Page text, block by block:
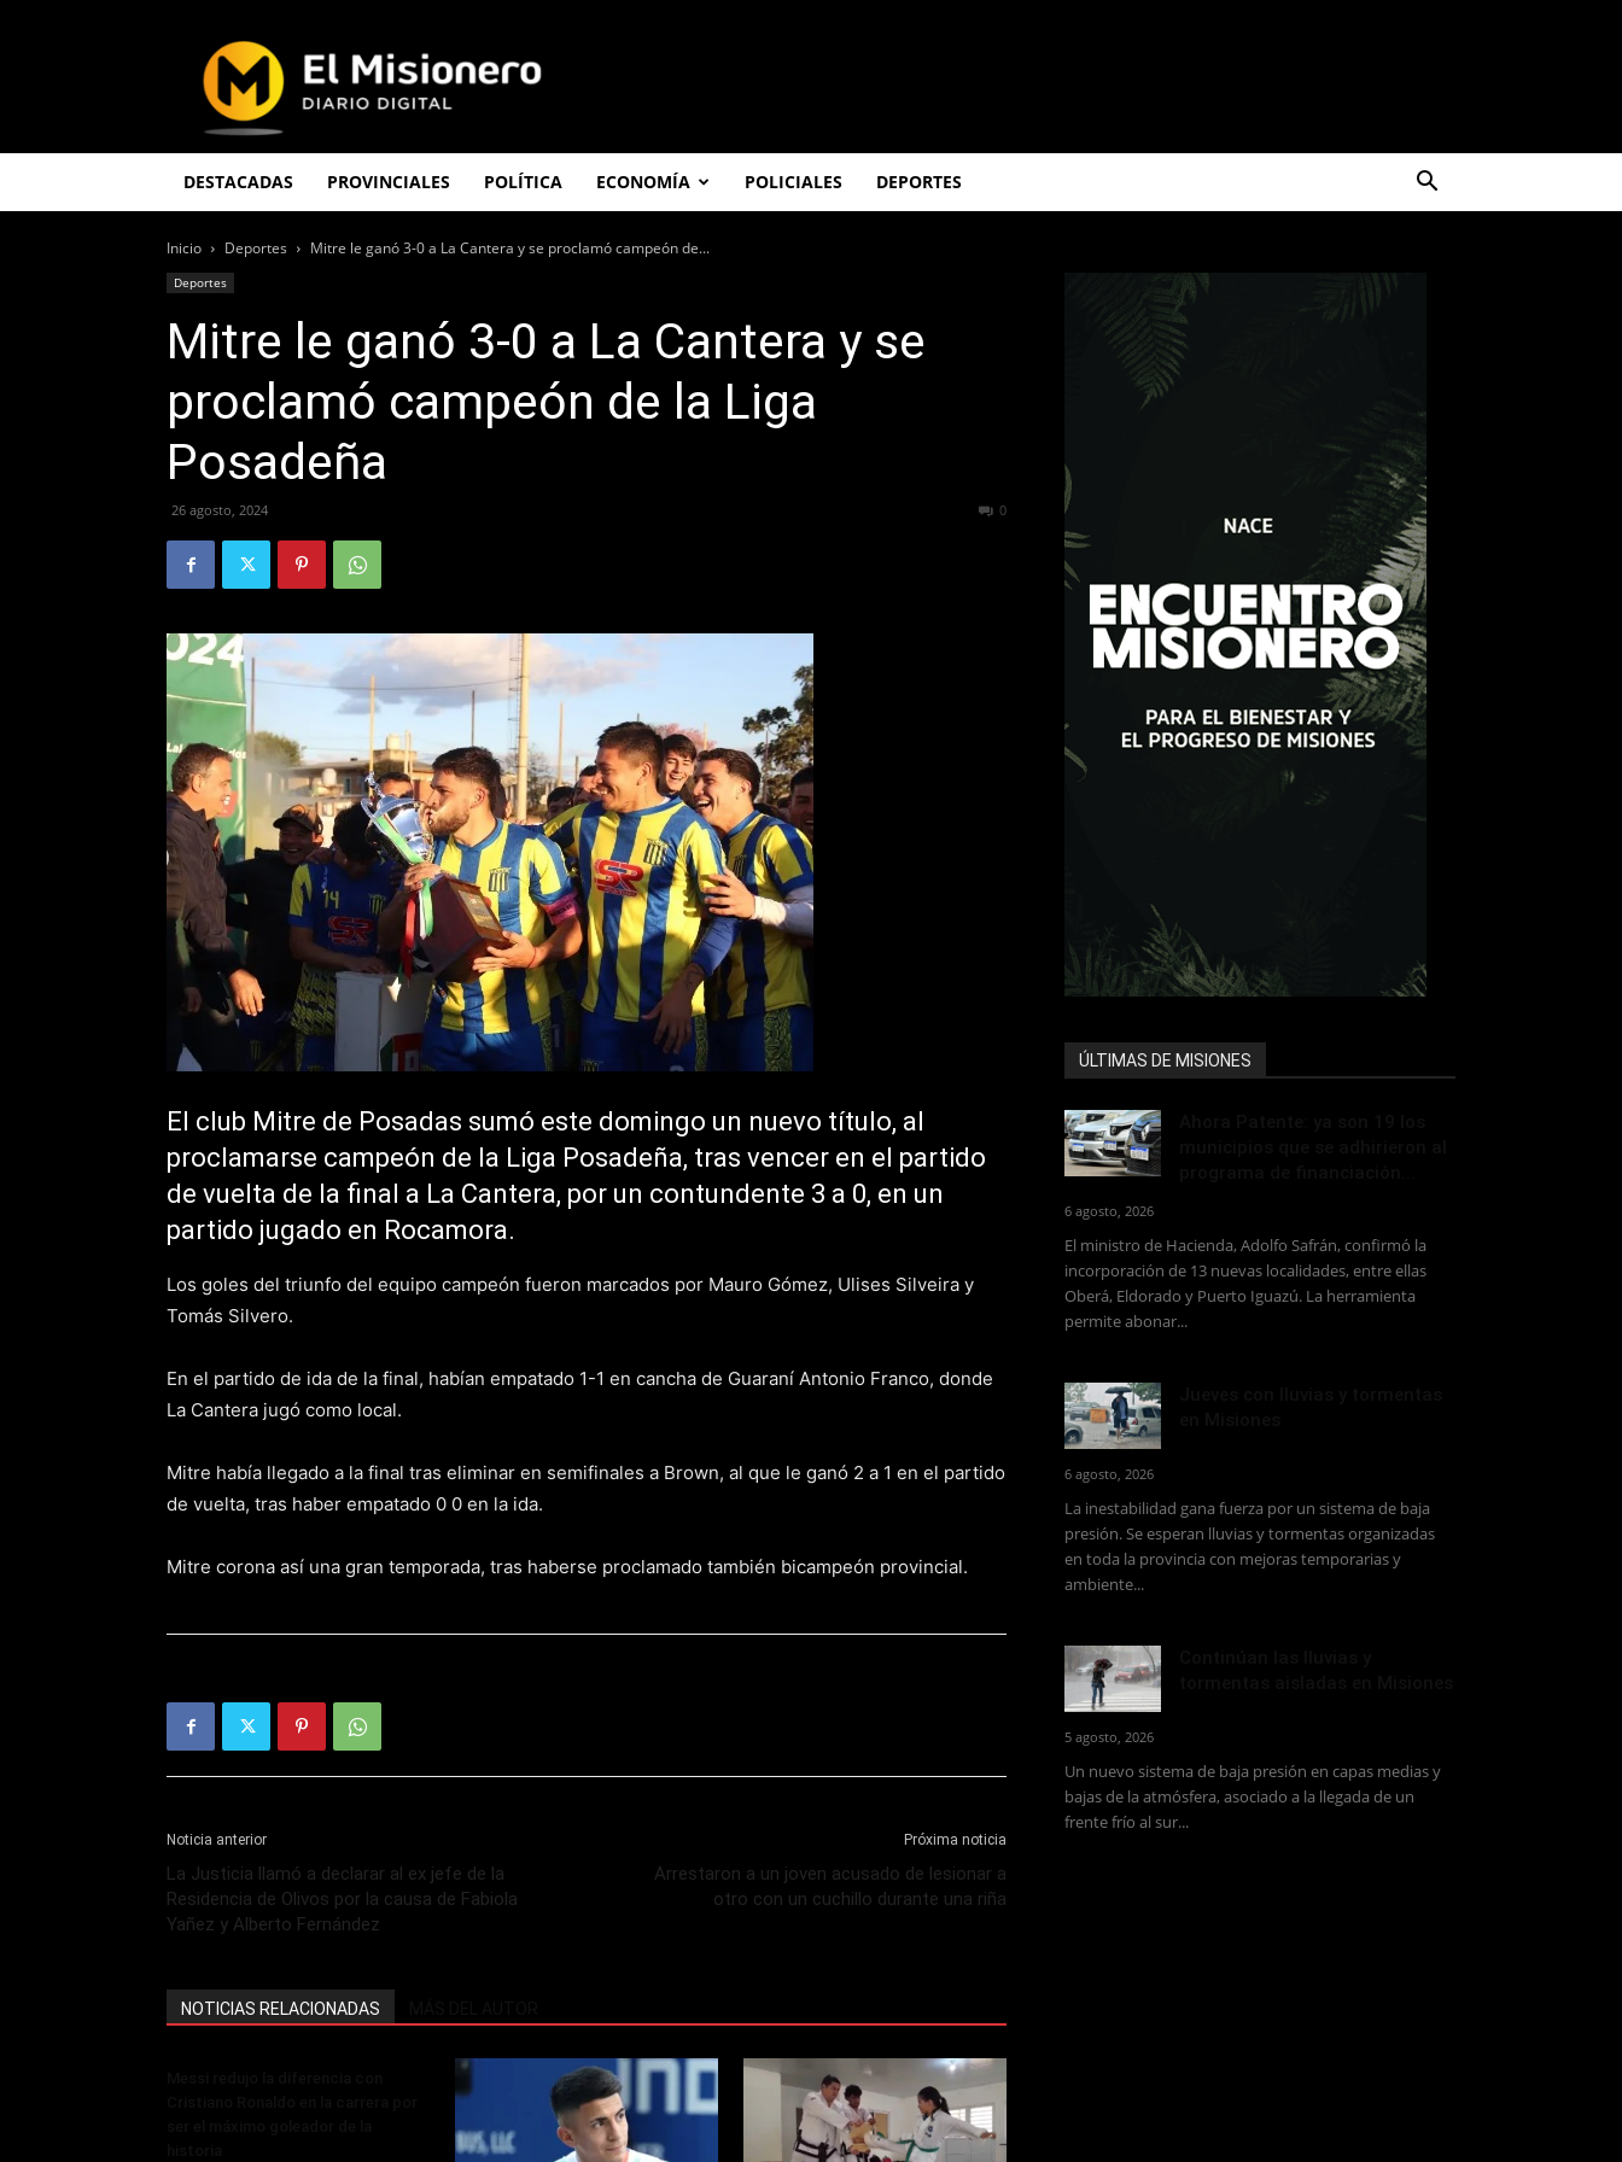
Misionero
DESTACADAS PROVINCIALES POLÍTICA ECONOMÍA POLICIALES DEPORTES
Inicio Deportes Mitre le ganó 3-0 a La Cantera y se proclamó campeón de...
Deportes
Mitre le ganó 3-0 a La Cantera y se
proclamó campeón de la Liga
Posadeña
26 agosto, 2024 0
El club Mitre de Posadas sumó este domingo un nuevo título, al
proclamarse campeón de la Liga Posadeña, tras vencer en el partido
de vuelta de la final a La Cantera, por un contundente 3 a 0, en un
partido jugado en Rocamora.
Los goles del triunfo del equipo campeón fueron marcados por Mauro Gómez, Ulises Silveira y
Tomás Silvero.
En el partido de ida de la final, habían empatado 1-1 en cancha de Guaraní Antonio Franco, donde
La Cantera jugó como local.
Mitre había llegado a la final tras eliminar en semifinales a Brown, al que le ganó 2 a 1 en el partido
de vuelta, tras haber empatado 0 0 en la ida.
Mitre corona así una gran temporada, tras haberse proclamado también bicampeón provincial.
Noticia anterior
La Justicia llamó a declarar al ex jefe de la
Residencia de Olivos por la causa de Fabiola
Yañez y Alberto Fernández
Próxima noticia
Arrestaron a un joven acusado de lesionar a
otro con un cuchillo durante una riña
NOTICIAS RELACIONADAS
ÚLTIMAS DE MISIONES
6 agosto, 2026
El ministro de Hacienda, Adolfo Safrán, confirmó la
incorporación de 13 nuevas localidades, entre ellas
Oberá, Eldorado y Puerto Iguazú. La herramienta
permite abonar...
6 agosto, 2026
La inestabilidad gana fuerza por un sistema de baja
presión. Se esperan lluvias y tormentas organizadas
en toda la provincia con mejoras temporarias y
ambiente...
5 agosto, 2026
Un nuevo sistema de baja presión en capas medias y
bajas de la atmósfera, asociado a la llegada de un
frente frío al sur...